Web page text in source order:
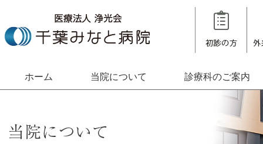
ホーム 当院について 診療科のご案内